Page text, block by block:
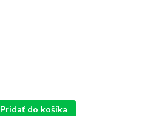
Pridať do košíka